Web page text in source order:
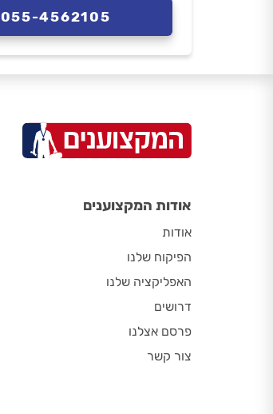
055-4562105
אודות המקצוענים
אודות
הפיקוח שלנו
האפליקציה שלנו
דרושים
פרסם אצלנו
צור קשר